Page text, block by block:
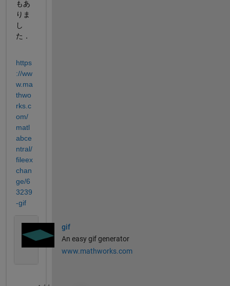
もあ
りま
し
た．
https
://ww
w.ma
thwo
rks.c
om/
matl
abce
ntral/
fileex
chan
ge/6
3239
-gif
gif
An easy gif generator
www.mathworks.com